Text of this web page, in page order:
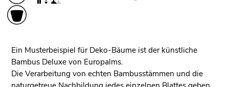
Ein Musterbeispiel für Deko-Bäume ist der künstliche
Bambus Deluxe von Europalms.
Die Verarbeitung von echten Bambusstämmen und die